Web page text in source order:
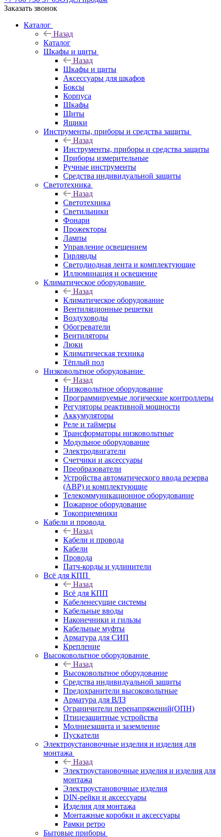
Заказать звонок
Каталог
Назад
Каталог
Шкафы и щиты
Назад
Шкафы и щиты
Аксессуары для шкафов
Боксы
Корпуса
Шкафы
Щиты
Ящики
Инструменты, приборы и средства защиты
Назад
Инструменты, приборы и средства защиты
Приборы измерительные
Ручные инструменты
Средства индивидуальной защиты
Светотехника
Назад
Светотехника
Светильники
Фонари
Прожекторы
Лампы
Управление освещением
Гирлянды
Светодиодная лента и комплектующие
Иллюминация и освещение
Климатическое оборудование
Назад
Климатическое оборудование
Вентиляционные решетки
Воздуховоды
Обогреватели
Вентиляторы
Люки
Климатическая техника
Тёплый пол
Низковольтное оборудование
Назад
Низковольтное оборудование
Программируемые логические контроллеры
Регуляторы реактивной мощности
Аккумуляторы
Реле и таймеры
Трансформаторы низковольтные
Модульное оборудование
Электродвигатели
Счетчики и аксессуары
Преобразователи
Устройства автоматического ввода резерва
(АВР) и комплектующие
Телекоммуникационное оборудование
Пожарное оборудование
Токоприемники
Кабели и провода
Назад
Кабели и провода
Кабели
Провода
Патч-корды и удлинители
Всё для КПП
Назад
Всё для КПП
Кабеленесущие системы
Кабельные вводы
Наконечники и гильзы
Кабельные муфты
Арматура для СИП
Крепление
Высоковольтное оборудование
Назад
Высоковольтное оборудование
Средства индивидуальной защиты
Предохранители высоковольтные
Арматура для ВЛЗ
Ограничители перенапряжений(ОПН)
Птицезащитные устройства
Молниезащита и заземление
Пускатели
Электроустановочные изделия и изделия для
монтажа
Назад
Электроустановочные изделия и изделия для
монтажа
Электроустановочные изделия
DIN-рейки и аксессуары
Изделия для монтажа
Монтажные коробки и аксессуары
Рамки ретро
Бытовые приборы